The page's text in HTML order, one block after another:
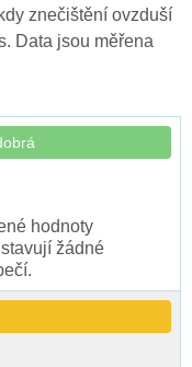
znečištění ovzduší
Data jsou měřena
hodnoty
žádné